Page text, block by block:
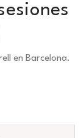
en Barcelona.